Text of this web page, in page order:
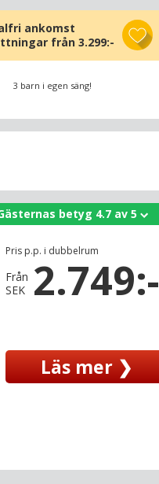
ankomst
från 3.299:-
3 barn i egen säng!
Pris p.p. i dubbelrum
Från
SEK
2.749:-
Läs mer ❯
betyg 4.7 av 5